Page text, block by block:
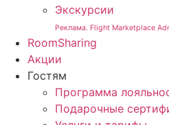
Экскурсии
Реклама. Flight Marketplace
RoomSharing
Акции
Гостям
Программа
Подарочные